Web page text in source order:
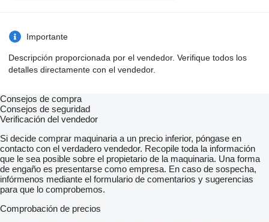
Importante
Descripción proporcionada por el vendedor. Verifique todos los
detalles directamente con el vendedor.
Consejos de compra
Consejos de seguridad
Verificación del vendedor
Si decide comprar maquinaria a un precio inferior, póngase en
contacto con el verdadero vendedor. Recopile toda la información
que le sea posible sobre el propietario de la maquinaria. Una forma
de engaño es presentarse como empresa. En caso de sospecha,
infórmenos mediante el formulario de comentarios y sugerencias
para que lo comprobemos.
Comprobación de precios